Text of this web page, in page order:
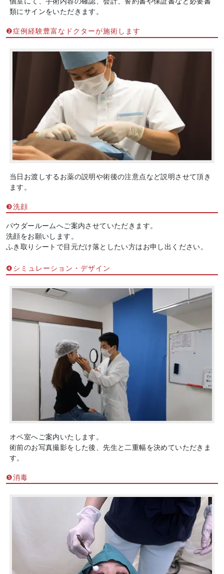
類にサインをいただきます。
❷症例経験豊富なドクターが施術します
当日お渡しするお薬の説明や術後の注意点など説明させて頂き
ます。
❸洗顔
パウダールームへご案内させていただきます。
洗顔をお願いします。
ふき取りシートで目元だけ落としたい方はお申し出ください。
❹シミュレーション・デザイン
オペ室へご案内いたします。
術前のお写真撮影をした後、先生と二重幅を決めていただきま
す。
❺消毒